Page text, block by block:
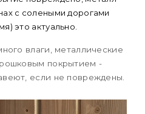
с солеными дорогами
это актуально.
влаги, металлические
покрытием -
если не повреждены.